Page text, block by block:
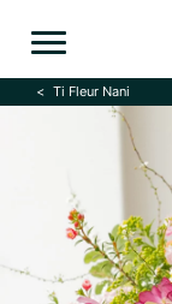
Ti Fleur Nani